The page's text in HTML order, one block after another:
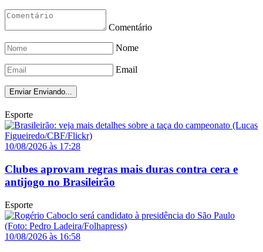
Comentário
Nome
Email
Enviar Enviando...
Esporte
10/08/2026 às 17:28
Clubes aprovam regras mais duras contra cera e
antijogo no Brasileirão
Esporte
10/08/2026 às 16:58